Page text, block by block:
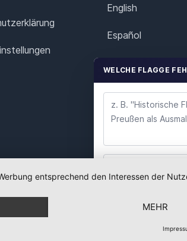
English
Español
Italiano
Polska
Português
Nederlands
WELCHE FLAGGE
entsprechend den Interessen der
MEHR